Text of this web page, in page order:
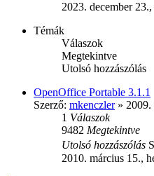
2023. december
Témák
Válaszok
Megtekintve
Utolsó hozzászólás
OpenOffice Portable 3.1.1
Szerző: mkenczler» 2009.
1 Válaszok
9482 Megtekintve
Utolsó hozzászólás
2010. március 15.,